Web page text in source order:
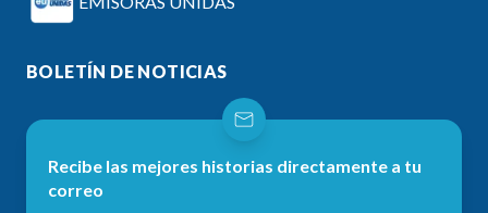
BOLETÍN DE NOTICIAS
Recibe las mejores historias directamente a tu
correo